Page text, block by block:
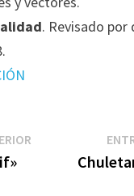
. Revisado
anterior: